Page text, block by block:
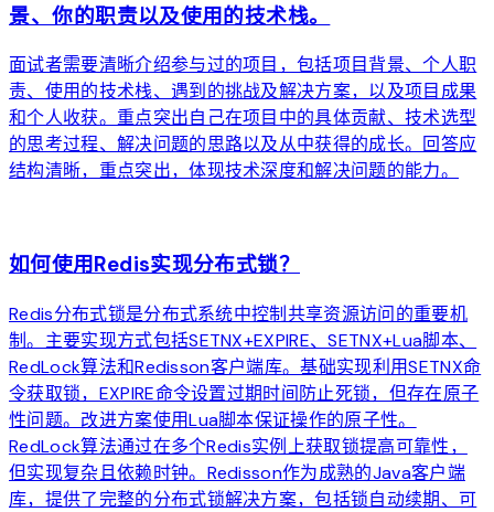
景、你的职责以及使用的技术栈。
面试者需要清晰介绍参与过的项目，包括项目背景、个人职
责、使用的技术栈、遇到的挑战及解决方案，以及项目成果
和个人收获。重点突出自己在项目中的具体贡献、技术选型
的思考过程、解决问题的思路以及从中获得的成长。回答应
结构清晰，重点突出，体现技术深度和解决问题的能力。
如何使用Redis实现分布式锁？
Redis分布式锁是分布式系统中控制共享资源访问的重要机
制。主要实现方式包括SETNX+EXPIRE、SETNX+Lua脚本、
RedLock算法和Redisson客户端库。基础实现利用SETNX命
令获取锁，EXPIRE命令设置过期时间防止死锁，但存在原子
性问题。改进方案使用Lua脚本保证操作的原子性。
RedLock算法通过在多个Redis实例上获取锁提高可靠性，
但实现复杂且依赖时钟。Redisson作为成熟的Java客户端
库，提供了完整的分布式锁解决方案，包括锁自动续期、可